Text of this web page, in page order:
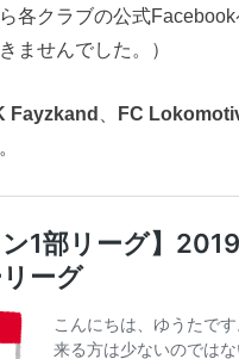
各クラブの公式
ませんでした。）
Fayzkand FC